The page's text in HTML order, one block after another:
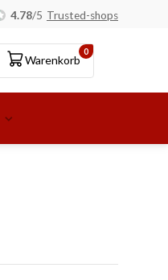
4.78/5 Trusted-shops
0
Warenkorb